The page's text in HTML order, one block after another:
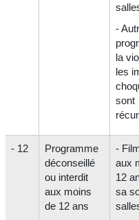
-
la
les
sont
- 12
Programme
déconseillé
ou interdit
aux moins
de 12 ans
-
aux
12
sa